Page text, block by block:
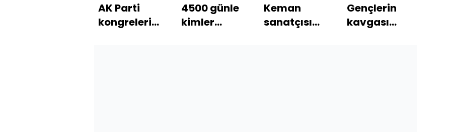
AK Parti
kongreleri
4500 günle
kimler
Keman
sanatçısı
Gençlerin
kavgası